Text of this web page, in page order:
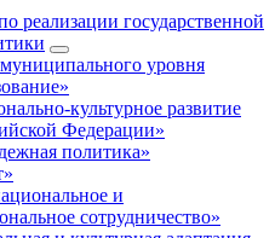
реализации государственной
уровня
культурное развитие
Федерации»
политика»
и
сотрудничество»